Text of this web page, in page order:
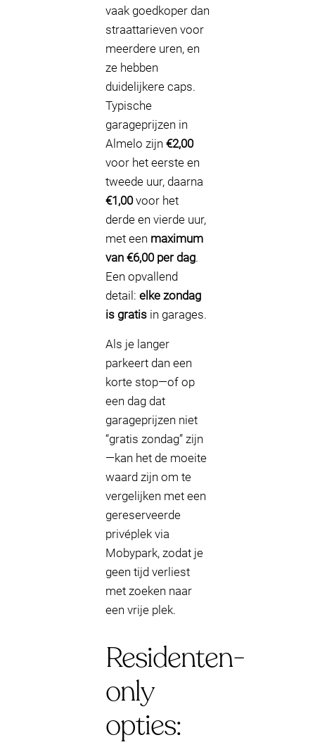
vaak goedkoper dan
straattarieven voor
meerdere uren, en
ze hebben
duidelijkere caps.
Typische
garageprijzen in
Almelo zijn €2,00
voor het eerste en
tweede uur, daarna
€1,00voor het
derde en vierde uur,
met een maximum
van €6,00 per dag.
Een opvallend
detail: elke zondag
is gratis in garages.
Als je langer
parkeert dan een
korte stop—of op
een dag dat
garageprijzen niet
“gratis zondag” zijn
—kan het de moeite
waard zijn om te
vergelijken met een
gereserveerde
privéplek via
Mobypark, zodat je
geen tijd verliest
met zoeken naar
een vrije plek.
Residenten-
only
opties: